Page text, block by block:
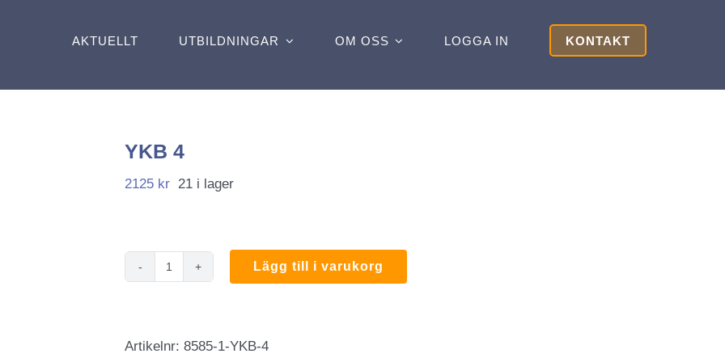
AKTUELLT UTBILDNINGAR OM OSS LOGGA IN KONTAKT
YKB 4
2125 kr 21 i lager
Lägg till i varukorg
Artikelnr: 8585-1-YKB-4